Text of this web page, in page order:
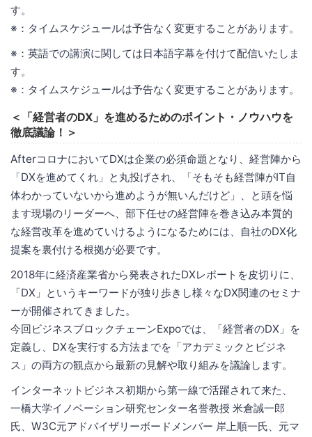
す。
※：タイムスケジュールは予告なく変更することがあります。
※：英語での講演に関しては日本語字幕を付けて配信いたしま
す。
※：タイムスケジュールは予告なく変更することがあります。
＜「経営者のDX」を進めるためのポイント・ノウハウを
徹底議論！＞
AfterコロナにおいてDXは企業の必須命題となり、経営陣から
「DXを進めてくれ」と丸投げされ、「そもそも経営陣がIT自
体わかっていないから進めようが無いんだけど」、と頭を悩
ます現場のリーダーへ、部下任せの経営陣を巻き込み本質的
な経営改革を進めていけるようになるためには、自社のDX化
提案を裏付ける根拠が必要です。
2018年に経済産業省から発表されたDXレポートを皮切りに、
「DX」というキーワードが独り歩きし様々なDX関連のセミナ
ーが開催されてきました。
今回ビジネスブロックチェーンExpoでは、「経営者のDX」を
定義し、DXを実行する方法までを「アカデミックとビジネ
ス」の両方の観点から最新の見解や取り組みを議論します。
インターネットビジネス初期から第一線で活躍されて来た、
一橋大学イノベーション研究センター名誉教授 米倉誠一郎
氏、W3C元アドバイザリーボードメンバー 岸上順一氏、元マ